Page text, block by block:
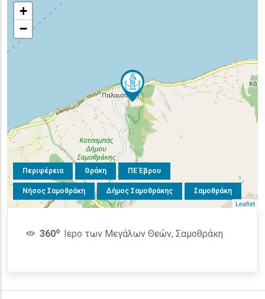
Περιφέρεια Θράκη ΠΕ Έβρου
Νήσος Σαμοθράκη Δήμος Σαμοθράκης Σαμοθράκη
+
−
Leaflet
360o Ιερο των Μεγάλων Θεών, Σαμοθράκη